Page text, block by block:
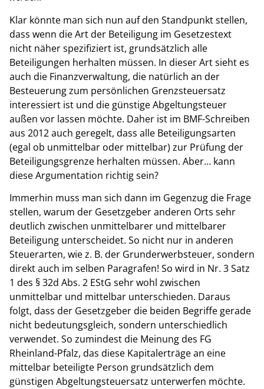
Klar könnte man sich nun auf den Standpunkt stellen,
dass wenn die Art der Beteiligung im Gesetzestext
nicht näher spezifiziert ist, grundsätzlich alle
Beteiligungen herhalten müssen. In dieser Art sieht es
auch die Finanzverwaltung, die natürlich an der
Besteuerung zum persönlichen Grenzsteuersatz
interessiert ist und die günstige Abgeltungsteuer
außen vor lassen möchte. Daher ist im BMF-Schreiben
aus 2012 auch geregelt, dass alle Beteiligungsarten
(egal ob unmittelbar oder mittelbar) zur Prüfung der
Beteiligungsgrenze herhalten müssen. Aber… kann
diese Argumentation richtig sein?
Immerhin muss man sich dann im Gegenzug die Frage
stellen, warum der Gesetzgeber anderen Orts sehr
deutlich zwischen unmittelbarer und mittelbarer
Beteiligung unterscheidet. So nicht nur in anderen
Steuerarten, wie z. B. der Grunderwerbsteuer, sondern
direkt auch im selben Paragrafen! So wird in Nr. 3 Satz
1 des § 32d Abs. 2 EStG sehr wohl zwischen
unmittelbar und mittelbar unterschieden. Daraus
folgt, dass der Gesetzgeber die beiden Begriffe gerade
nicht bedeutungsgleich, sondern unterschiedlich
verwendet. So zumindest die Meinung des FG
Rheinland-Pfalz, das diese Kapitalerträge an eine
mittelbar beteiligte Person grundsätzlich dem
günstigen Abgeltungsteuersatz unterwerfen möchte.